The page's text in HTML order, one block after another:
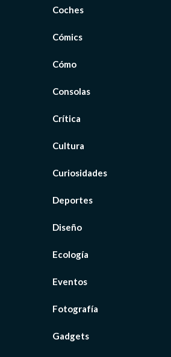
Coches
Cómics
Cómo
Consolas
Crítica
Cultura
Curiosidades
Deportes
Diseño
Ecología
Eventos
Fotografía
Gadgets